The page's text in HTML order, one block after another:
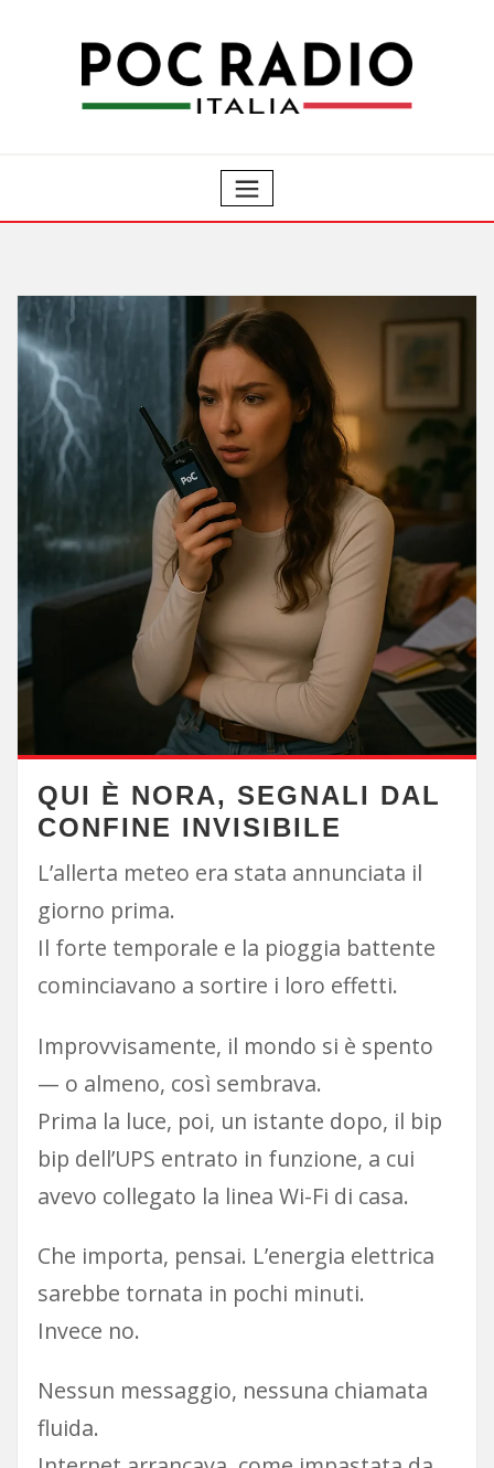
QUI È NORA, SEGNALI DAL
CONFINE INVISIBILE
L’allerta meteo era stata annunciata il
giorno prima.
Il forte temporale e la pioggia battente
cominciavano a sortire i loro effetti.
Improvvisamente, il mondo si è spento
— o almeno, così sembrava.
Prima la luce, poi, un istante dopo, il bip
bip dell’UPS entrato in funzione, a cui
avevo collegato la linea Wi-Fi di casa.
Che importa, pensai. L’energia elettrica
sarebbe tornata in pochi minuti.
Invece no.
Nessun messaggio, nessuna chiamata
fluida.